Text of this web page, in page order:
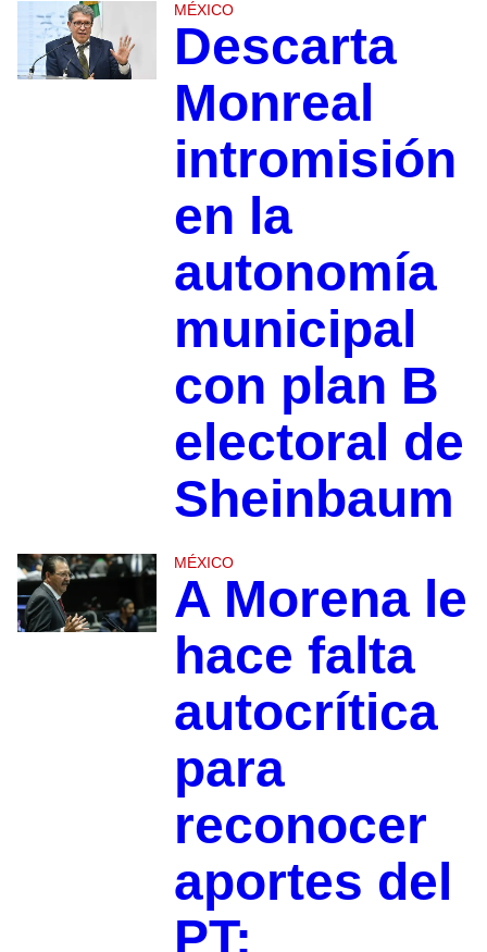
MÉXICO
Descarta
Monreal
intromisión
en la
autonomía
municipal
con plan B
electoral de
Sheinbaum
MÉXICO
A Morena le
hace falta
autocrítica
para
reconocer
aportes del
PT: